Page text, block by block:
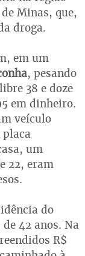
Minas, que,
droga.
em um
, pesando
38 e doze
em dinheiro.
veículo
um
22, eram
do
42 anos. Na
R$